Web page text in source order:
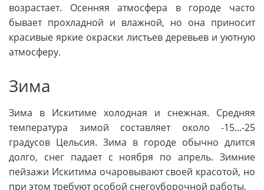
возрастает. Осенняя атмосфера в городе часто
бывает прохладной и влажной, но она приносит
красивые яркие окраски листьев деревьев и уютную
атмосферу.
Зима
Зима в Искитиме холодная и снежная. Средняя
температура зимой составляет около -15...-25
градусов Цельсия. Зима в городе обычно длится
долго, снег падает с ноября по апрель. Зимние
пейзажи Искитима очаровывают своей красотой, но
при этом требуют особой снегоуборочной работы.